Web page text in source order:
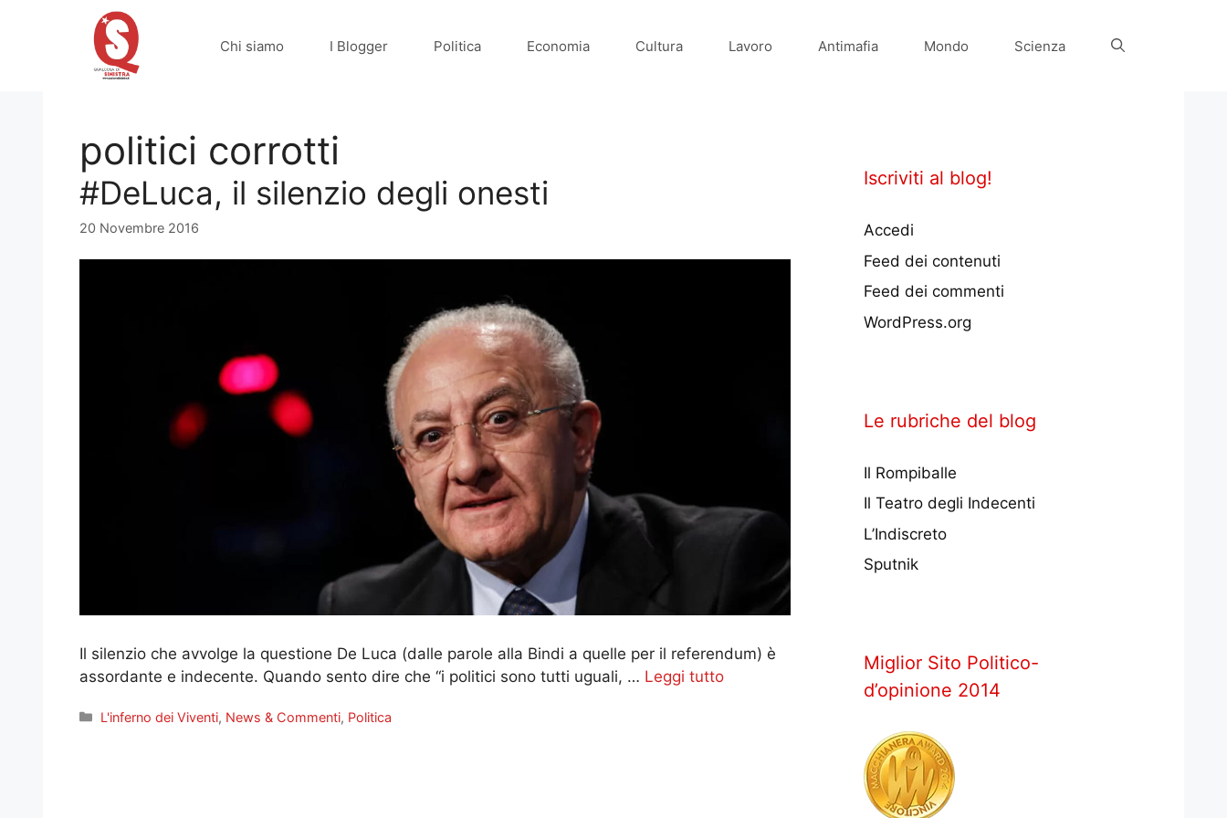
Chi siamo I Blogger Politica Economia Cultura Lavoro Antimafia Mondo Scienza
politici corrotti
#DeLuca, il silenzio degli onesti
20 Novembre 2016
Il silenzio che avvolge la questione De Luca (dalle parole alla Bindi a quelle per il referendum) è
assordante e indecente. Quando sento dire che “i politici sono tutti uguali, … Leggi tutto
Categorie
L'inferno dei Viventi, News & Commenti, Politica
Iscriviti al blog!
Accedi
Feed dei contenuti
Feed dei commenti
WordPress.org
Le rubriche del blog
Il Rompiballe
Il Teatro degli Indecenti
L’Indiscreto
Sputnik
Miglior Sito Politico-
d’opinione 2014